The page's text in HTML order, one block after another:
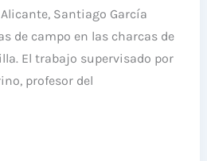
Santiago García
de campo en las charcas de
El trabajo supervisado por
profesor del